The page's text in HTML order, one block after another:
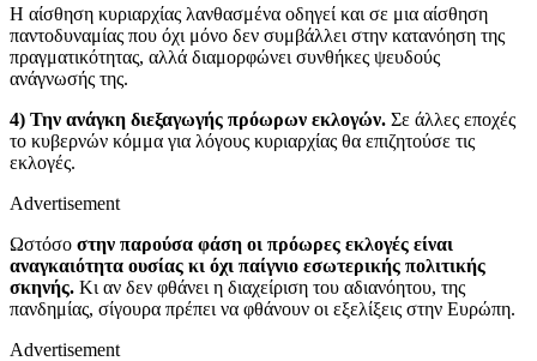
Η αίσθηση κυριαρχίας λανθασμένα οδηγεί και σε μια αίσθηση
παντοδυναμίας που όχι μόνο δεν συμβάλλει στην κατανόηση της
πραγματικότητας, αλλά διαμορφώνει συνθήκες ψευδούς
ανάγνωσής της.
4) Την ανάγκη διεξαγωγής πρόωρων εκλογών. Σε άλλες εποχές
το κυβερνών κόμμα για λόγους κυριαρχίας θα επιζητούσε τις
εκλογές.
Advertisement
Ωστόσο στην παρούσα φάση οι πρόωρες εκλογές είναι
αναγκαιότητα ουσίας κι όχι παίγνιο εσωτερικής πολιτικής
σκηνής. Κι αν δεν φθάνει η διαχείριση του αδιανόητου, της
πανδημίας, σίγουρα πρέπει να φθάνουν οι εξελίξεις στην Ευρώπη.
Advertisement